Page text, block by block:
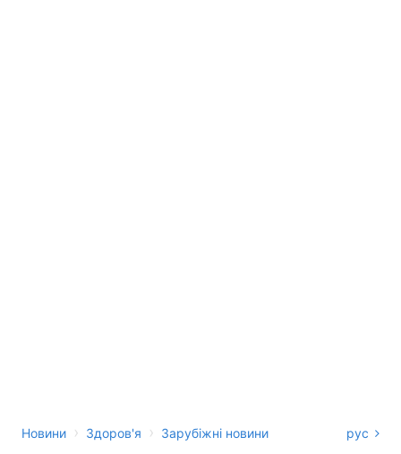
Новини › Здоров'я › Зарубіжні новини рус